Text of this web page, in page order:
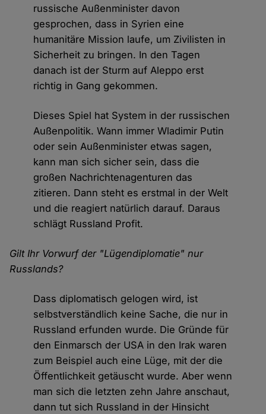
russische Außenminister davon
gesprochen, dass in Syrien eine
humanitäre Mission laufe, um Zivilisten in
Sicherheit zu bringen. In den Tagen
danach ist der Sturm auf Aleppo erst
richtig in Gang gekommen.
Dieses Spiel hat System in der russischen
Außenpolitik. Wann immer Wladimir Putin
oder sein Außenminister etwas sagen,
kann man sich sicher sein, dass die
großen Nachrichtenagenturen das
zitieren. Dann steht es erstmal in der Welt
und die reagiert natürlich darauf. Daraus
schlägt Russland Profit.
Gilt Ihr Vorwurf der "Lügendiplomatie" nur
Russlands?
Dass diplomatisch gelogen wird, ist
selbstverständlich keine Sache, die nur in
Russland erfunden wurde. Die Gründe für
den Einmarsch der USA in den Irak waren
zum Beispiel auch eine Lüge, mit der die
Öffentlichkeit getäuscht wurde. Aber wenn
man sich die letzten zehn Jahre anschaut,
dann tut sich Russland in der Hinsicht